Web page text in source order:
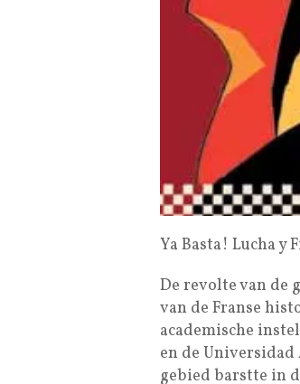
Ya Basta! Lucha y
De revolte van de
van de Franse
academische
en de
gebied barstte in